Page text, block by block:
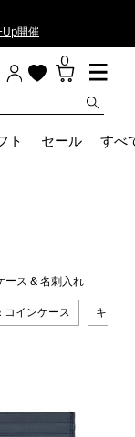
Up開催
0
ト セール すべ
ース & 名刺入れ
コインケース キーホ